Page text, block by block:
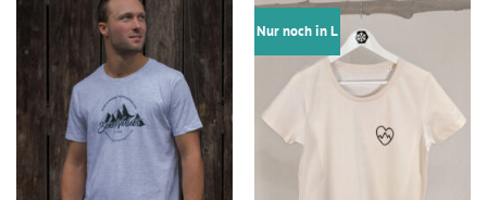
Nur noch in L